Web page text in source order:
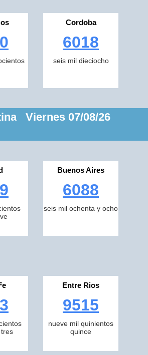
Cordoba
6018
seis mil dieciocho
Viernes 07/08/26
Buenos Aires
6088
seis mil ochenta y ocho
Entre Rios
9515
nueve mil quinientos
quince